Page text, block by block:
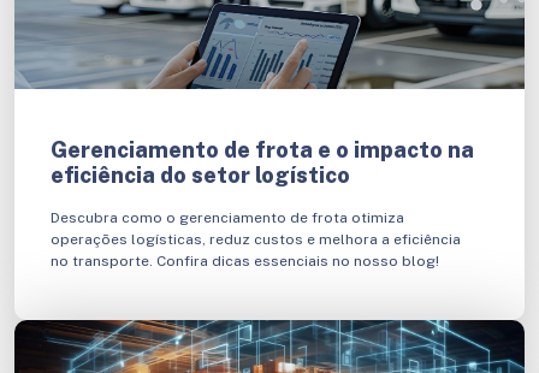
Gerenciamento de frota e o impacto na
eficiência do setor logístico
Descubra como o gerenciamento de frota otimiza
operações logísticas, reduz custos e melhora a eficiência
no transporte. Confira dicas essenciais no nosso blog!